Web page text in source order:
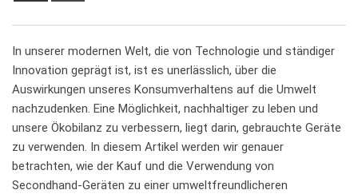
In unserer modernen Welt, die von Technologie und ständiger
Innovation geprägt ist, ist es unerlässlich, über die
Auswirkungen unseres Konsumverhaltens auf die Umwelt
nachzudenken. Eine Möglichkeit, nachhaltiger zu leben und
unsere Ökobilanz zu verbessern, liegt darin, gebrauchte Geräte
zu verwenden. In diesem Artikel werden wir genauer⁤
betrachten, wie der Kauf und die Verwendung von
Secondhand-Geräten zu einer umweltfreundlicheren‍